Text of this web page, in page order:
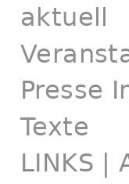
aktuell
Presse
Texte
LINKS |